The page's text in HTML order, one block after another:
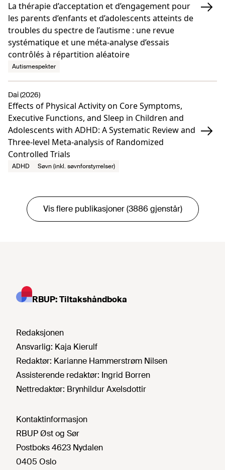
La thérapie d’acceptation et d’engagement pour
les parents d’enfants et d’adolescents atteints de
troubles du spectre de l’autisme : une revue
systématique et une méta-analyse d’essais
contrôlés à répartition aléatoire
Autismespekter
Effects of Physical Activity on Core Symptoms,
Executive Functions, and Sleep in Children and
Adolescents with ADHD: A Systematic Review and
Three-level Meta-analysis of Randomized
Controlled Trials
Dai (2026)
ADHD Søvn (inkl. søvnforstyrrelser)
Vis flere publikasjoner (3886 gjenstår)
RBUP: Tiltakshåndboka
Redaksjonen
Ansvarlig: Kaja Kierulf
Redaktør: Karianne Hammerstrøm Nilsen
Assisterende redaktør: Ingrid Borren
Nettredaktør: Brynhildur Axelsdottir
Kontaktinformasjon
RBUP Øst og Sør
Postboks 4623 Nydalen
0405 Oslo